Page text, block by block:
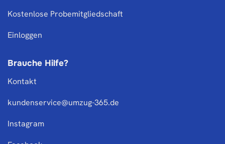
Kostenlose Probemitgliedschaft
Einloggen
Brauche Hilfe?
Kontakt
kundenservice@umzug-365.de
Instagram